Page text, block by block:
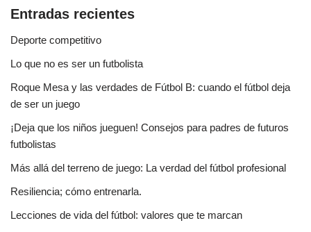
Entradas recientes
Deporte competitivo
Lo que no es ser un futbolista
Roque Mesa y las verdades de Fútbol B: cuando el fútbol deja
de ser un juego
¡Deja que los niños jueguen! Consejos para padres de futuros
futbolistas
Más allá del terreno de juego: La verdad del fútbol profesional
Resiliencia; cómo entrenarla.
Lecciones de vida del fútbol: valores que te marcan